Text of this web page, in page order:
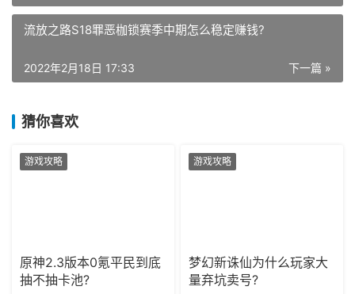
流放之路S18罪恶枷锁赛季中期怎么稳定赚钱?
下一篇 »
2022年2月18日 17:33
猜你喜欢
游戏攻略
原神2.3版本0氪平民到底
抽不抽卡池?
游戏攻略
梦幻新诛仙为什么玩家大
量弃坑卖号?